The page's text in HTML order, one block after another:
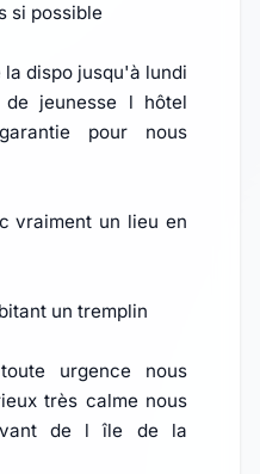
si possible
dispo jusqu'à lundi
jeunesse l hôtel
pour nous
vraiment un lieu en
un tremplin
urgence nous
très calme nous
de l île de la